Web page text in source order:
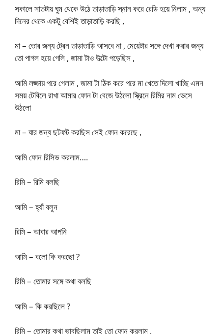
সকালে সাতটায় ঘুম থেকে উঠে তাড়াতাড়ি স্নান করে রেডি হয়ে নিলাম , অন্য
দিনের থেকে একটু বেশিই তাড়াতাড়ি করছি ,
মা – তোর জন্য ট্রেন তাড়াতাড়ি আসবে না , মেয়েটার সঙ্গে দেখা করার জন্য
তো পাগল হয়ে গেলি , জামা টাও উল্টো পড়েছিস ,
আমি লজ্জায় পরে গেলাম , জামা টা ঠিক করে পরে মা খেতে দিলো খাচ্ছি এমন
সময় টেবিলে রাখা আমার ফোন টা বেজে উঠলো স্ক্রিনে রিমির নাম ভেসে
উঠলো
মা – যার জন্য ছটফট করছিস সেই ফোন করেছে ,
আমি ফোন রিসিভ করলাম….
রিমি – রিমি বলছি
আমি – হ্যাঁ বলুন
রিমি – আবার আপনি
আমি – বলো কি করছো ?
রিমি – তোমার সঙ্গে কথা বলছি
আমি – কি করছিলে ?
রিমি – তোমার কথা ভাবছিলাম তাই তো ফোন করলাম ,